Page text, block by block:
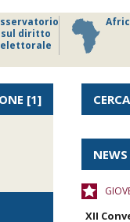
sul diritto
elettorale
[1]
NEWS
XII